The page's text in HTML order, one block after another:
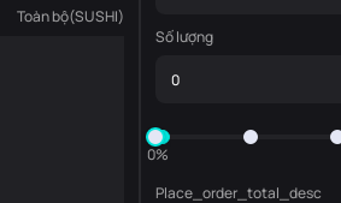
Toàn bộ(SUSHI)
Số lượng
0%
Place_order_total_desc